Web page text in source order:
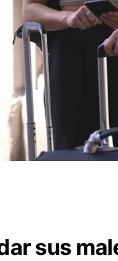
sus